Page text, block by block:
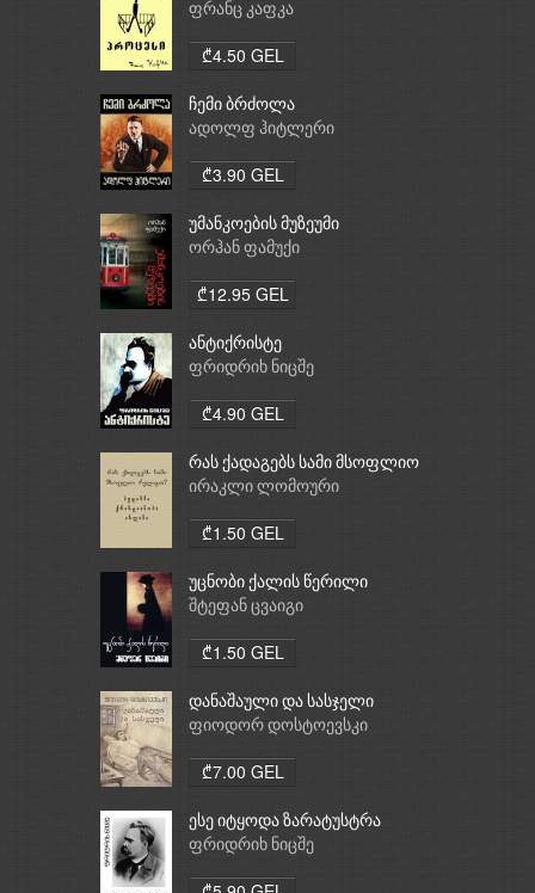
ფრანც კაფკა
₾4.50 GEL
ჩემი ბრძოლა
ადოლფ ჰიტლერი
₾3.90 GEL
უმანკოების მუზეუმი
ორჰან ფამუქი
₾12.95 GEL
ანტიქრისტე
ფრიდრიხ ნიცშე
₾4.90 GEL
რას ქადაგებს სამი მსოფლიო
რელიგია: ბუდიზმი,
ირაკლი ლომოური
₾1.50 GEL
უცნობი ქალის წერილი
შტეფან ცვაიგი
₾1.50 GEL
დანაშაული და სასჯელი
ფიოდორ დოსტოევსკი
₾7.00 GEL
ესე იტყოდა ზარატუსტრა
ფრიდრიხ ნიცშე